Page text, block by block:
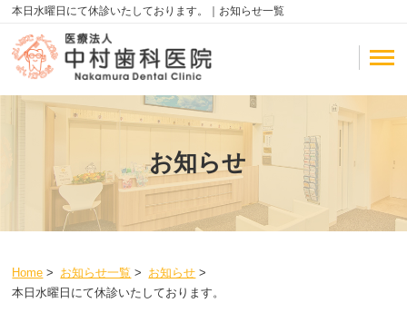
本日水曜日にて休診いたしております。｜お知らせ一覧
お知らせ
Home > お知らせ一覧 > お知らせ >
本日水曜日にて休診いたしております。